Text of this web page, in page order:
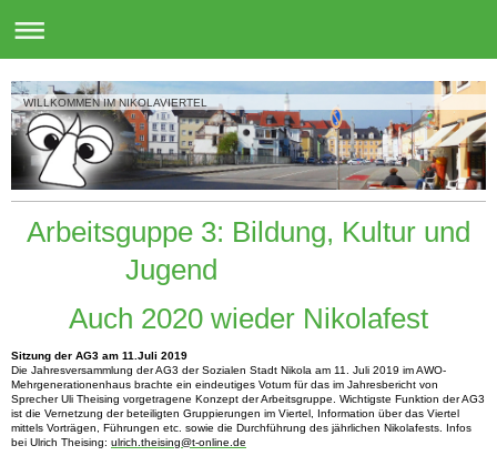
WILLKOMMEN IM NIKOLAVIERTEL
Arbeitsguppe 3: Bildung, Kultur und
Jugend
Auch 2020 wieder Nikolafest
Sitzung der AG3 am 11.Juli 2019
Die Jahresversammlung der AG3 der Sozialen Stadt Nikola am 11. Juli 2019 im AWO-
Mehrgenerationenhaus brachte ein eindeutiges Votum für das im Jahresbericht von
Sprecher Uli Theising vorgetragene Konzept der Arbeitsgruppe. Wichtigste Funktion der AG3
ist die Vernetzung der beteiligten Gruppierungen im Viertel, Information über das Viertel
mittels Vorträgen, Führungen etc. sowie die Durchführung des jährlichen Nikolafests. Infos
bei Ulrich Theising: ulrich.theising@t-online.de